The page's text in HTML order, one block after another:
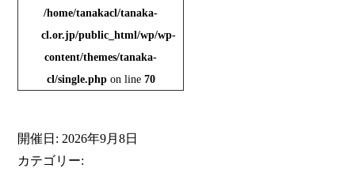
/home/tanakacl/tanaka-
cl.or.jp/public_html/wp/wp-
content/themes/tanaka-
cl/single.phpon line 70
開催日: 2026年9月8日
カテゴリー: